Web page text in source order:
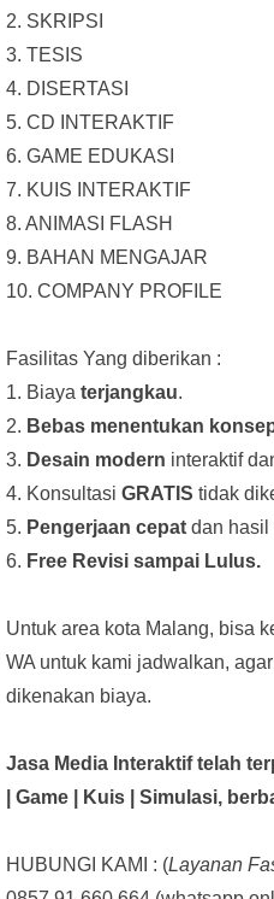
2. SKRIPSI
3. TESIS
4. DISERTASI
5. CD INTERAKTIF
6. GAME EDUKASI
7. KUIS INTERAKTIF
8. ANIMASI FLASH
9. BAHAN MENGAJAR
10. COMPANY PROFILE
Fasilitas Yang diberikan :
1. Biaya terjangkau.
2. Bebas menentukan
3. Desain modern interaktif
4. Konsultasi GRATIS tidak
5. Pengerjaan cepat dan hasil
6. Free Revisi sampai Lulus.
Untuk area kota Malang, bisa
WA untuk kami jadwalkan,
dikenakan biaya.
Jasa Media Interaktif telah
| Game | Kuis | Simulasi,
HUBUNGI KAMI : (Layanan